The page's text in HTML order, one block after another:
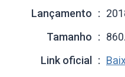
Lançamento
Tamanho
Link oficial